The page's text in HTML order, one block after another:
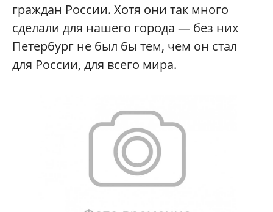
граждан России. Хотя они так много
сделали для нашего города — без них
Петербург не был бы тем, чем он стал
для России, для всего мира.